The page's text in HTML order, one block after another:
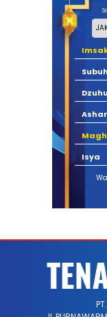
Subuh
Ashar
Isya